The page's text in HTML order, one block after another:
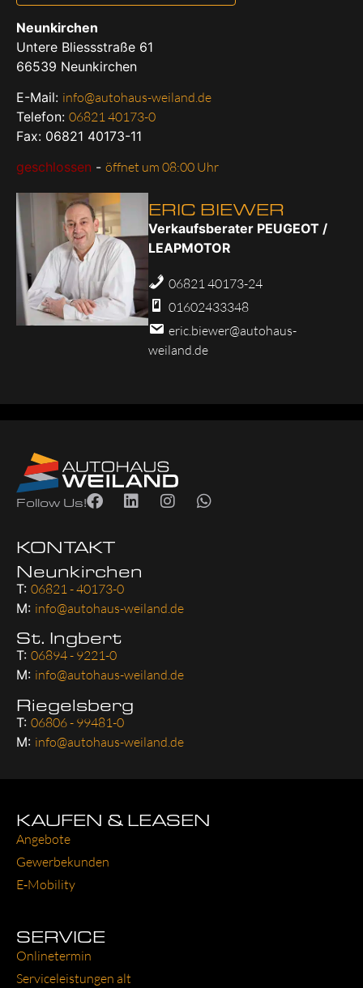
Neunkirchen
Untere Bliessstraße 61
66539 Neunkirchen
E-Mail: info@autohaus-weiland.de
Telefon: 06821 40173-0
Fax: 06821 40173-11
geschlossen - öffnet um 08:00 Uhr
ERIC BIEWER
Verkaufsberater PEUGEOT /
LEAPMOTOR
06821 40173-24
01602433348
eric.biewer@autohaus-
weiland.de
Follow Us!
KONTAKT
Neunkirchen
T: 06821 - 40173-0
M: info@autohaus-weiland.de
St. Ingbert
T: 06894 - 9221-0
M: info@autohaus-weiland.de
Riegelsberg
T: 06806 - 99481-0
M: info@autohaus-weiland.de
KAUFEN & LEASEN
Ange­bo­te
Gewer­be­kun­den
E‑Mobility
SERVICE
Online­ter­min
Ser­vice­leis­tun­gen alt